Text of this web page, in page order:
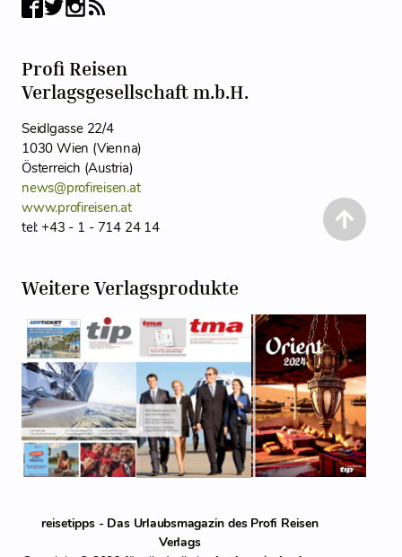
Profi Reisen
Verlagsgesellschaft m.b.H.
Seidlgasse 22/4
1030 Wien (Vienna)
Österreich (Austria)
news@profireisen.at
www.profireisen.at
tel: +43 - 1 - 714 24 14
Weitere Verlagsprodukte
reisetipps - Das Urlaubsmagazin des Profi Reisen
Verlags